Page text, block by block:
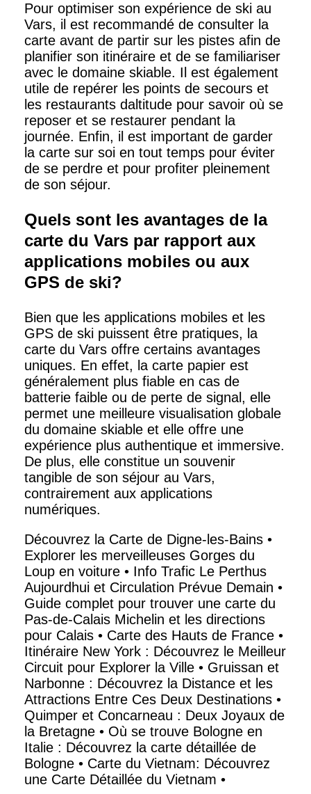
Pour optimiser son expérience de ski au
Vars, il est recommandé de consulter la
carte avant de partir sur les pistes afin de
planifier son itinéraire et de se familiariser
avec le domaine skiable. Il est également
utile de repérer les points de secours et
les restaurants daltitude pour savoir où se
reposer et se restaurer pendant la
journée. Enfin, il est important de garder
la carte sur soi en tout temps pour éviter
de se perdre et pour profiter pleinement
de son séjour.
Quels sont les avantages de la
carte du Vars par rapport aux
applications mobiles ou aux
GPS de ski?
Bien que les applications mobiles et les
GPS de ski puissent être pratiques, la
carte du Vars offre certains avantages
uniques. En effet, la carte papier est
généralement plus fiable en cas de
batterie faible ou de perte de signal, elle
permet une meilleure visualisation globale
du domaine skiable et elle offre une
expérience plus authentique et immersive.
De plus, elle constitue un souvenir
tangible de son séjour au Vars,
contrairement aux applications
numériques.
Découvrez la Carte de Digne-les-Bains •
Explorer les merveilleuses Gorges du
Loup en voiture • Info Trafic Le Perthus
Aujourdhui et Circulation Prévue Demain •
Guide complet pour trouver une carte du
Pas-de-Calais Michelin et les directions
pour Calais • Carte des Hauts de France •
Itinéraire New York : Découvrez le Meilleur
Circuit pour Explorer la Ville • Gruissan et
Narbonne : Découvrez la Distance et les
Attractions Entre Ces Deux Destinations •
Quimper et Concarneau : Deux Joyaux de
la Bretagne • Où se trouve Bologne en
Italie : Découvrez la carte détaillée de
Bologne • Carte du Vietnam: Découvrez
une Carte Détaillée du Vietnam •